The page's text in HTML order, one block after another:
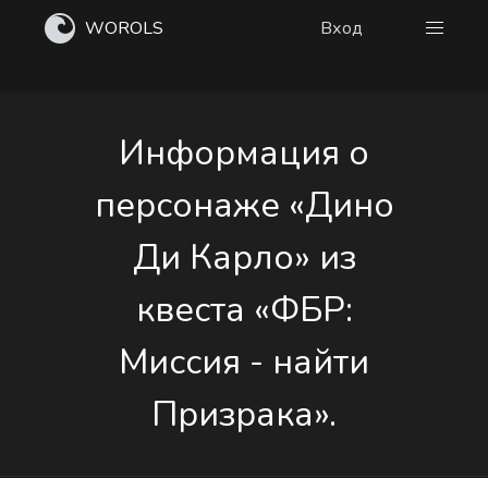
WOROLS Вход
Информация о
персонаже «Дино
Ди Карло» из
квеста «ФБР:
Миссия - найти
Призрака».